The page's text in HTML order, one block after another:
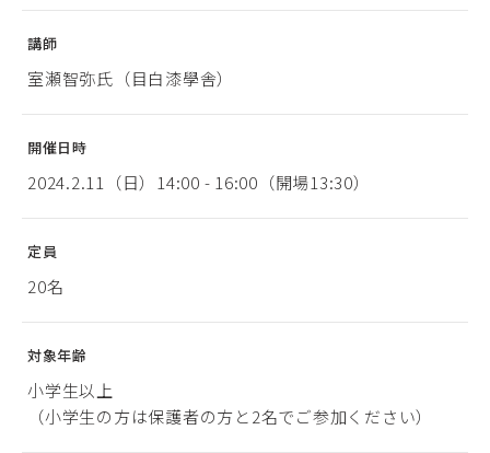
講師
室瀬智弥氏（目白漆學舎）
開催日時
2024.2.11（日）14:00 - 16:00（開場13:30）
定員
20名
対象年齢
小学生以上
（小学生の方は保護者の方と2名でご参加ください）